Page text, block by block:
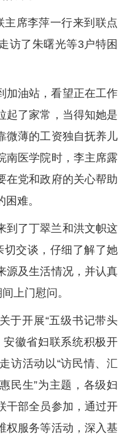
主席李萍一行来到联点
访了朱曙光等3户特困
加油站，看望正在工作
起了家常，当得知她是
微薄的工资独自抚养儿
南医学院时，李主席露
在党和政府的关心帮助
难。
到了丁翠兰和洪文帜这
切交谈，仔细了解了她
源及生活情况，并认真
上门慰问。
于开展“五级书记带头
安徽省妇联系统积极开
访活动以“访民情、汇
民生”为主题，各级妇
干部全员参加，通过开
权服务等活动，深入基